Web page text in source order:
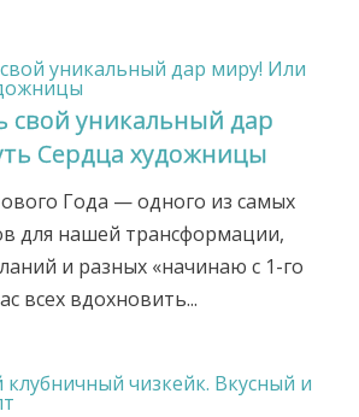
свой уникальный дар
Сердца художницы
Года — одного из самых
для нашей трансформации,
и разных «начинаю с 1-го
всех вдохновить...